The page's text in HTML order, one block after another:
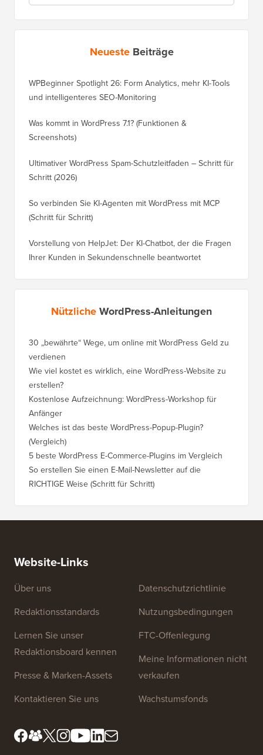
Neueste Beiträge
WPBeginner Spotlight 26: Form Analytics, mehr KI-Tools
und intelligenteres SEO-Monitoring
Was kommt in WordPress 7.1? (Funktionen &
Screenshots)
Ultimativer WordPress Spam-Schutzleitfaden – Schritt für
Schritt (2026)
So verbinden Sie KI-Agenten mit WordPress mit MCP
(Schritt für Schritt)
Vorstellung von HelpJet: Der KI-Chatbot, der die Fragen
Ihrer Kunden in Sekundenschnelle beantwortet
NützlicheWordPress-Anleitungen
30 „bewährte“ Wege, um online mit WordPress Geld zu
verdienen
Wie viel kostet es wirklich, eine WordPress-Website zu
erstellen?
Kostenlose Aufzeichnung: WordPress-Workshop für
Anfänger
Welches ist das beste WordPress-Popup-Plugin?
(Vergleich)
5 beste WordPress E-Commerce-Plugins im Vergleich So
Website-Links
Über uns
Redaktionsstandards
Lernen Sie unser
Redaktionsboard kennen
Datenschutzrichtlinie
Nutzungsbedingungen